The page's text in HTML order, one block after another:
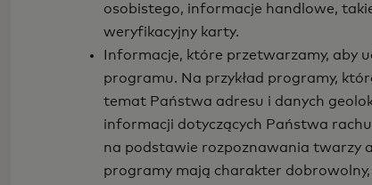
osobistego, informacje handlowe,
weryfikacyjny karty.
Informacje, które przetwarzamy, aby
programu. Na przykład programy,
temat Państwa adresu i danych
informacji dotyczących Państwa
na podstawie rozpoznawania twarzy
programy mają charakter